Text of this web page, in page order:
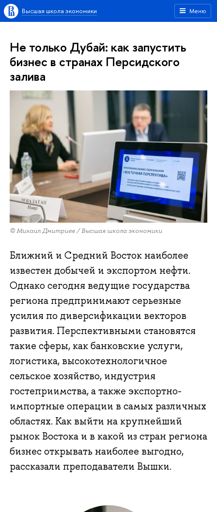
Меню
Высшая школа экономики
Не только Дубай: как запустить
бизнес в странах Персидского
залива
© Михаил Дмитриев / Высшая школа экономики
Ближний и Средний Восток наиболее
известен добычей и экспортом нефти.
Однако сегодня ведущие государства
региона предпринимают серьезные
усилия по диверсификации векторов
развития. Перспективными становятся
такие сферы, как банковские услуги,
логистика, высокотехнологичное
сельское хозяйство, индустрия
гостеприимства, а также экспортно-
импортные операции в самых различных
областях. Как выйти на крупнейший
рынок Востока и в какой из стран региона
бизнес открывать наиболее выгодно,
рассказали преподаватели Вышки.